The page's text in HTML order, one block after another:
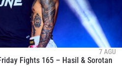
7 AGU
Fights 165 – Hasil & Sorotan